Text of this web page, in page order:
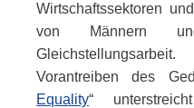
Wirtschaftssektoren
von Männern
Vorantreiben des
Equality“